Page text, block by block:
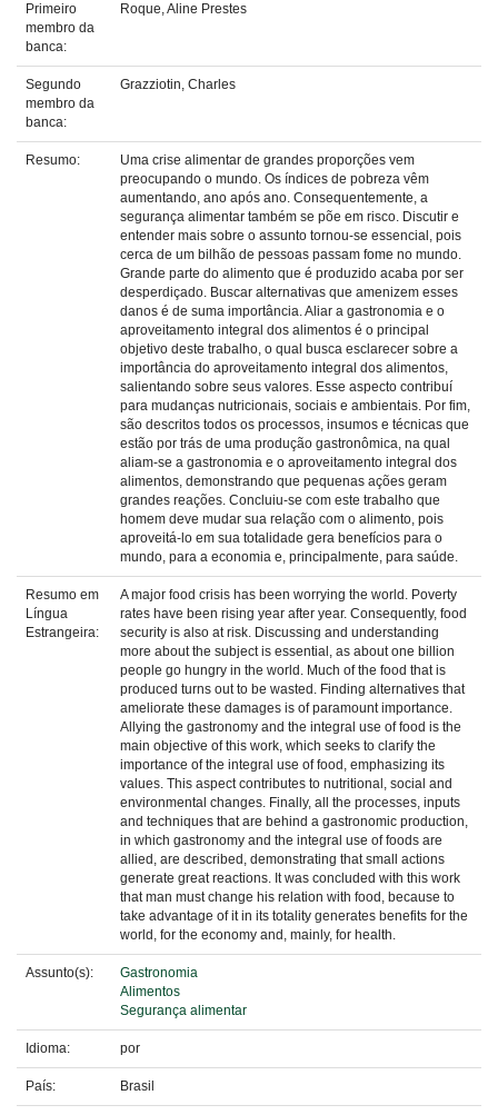
Primeiro
membro da
banca:
Roque, Aline Prestes
Segundo
membro da
banca:
Grazziotin, Charles
Resumo:
Uma crise alimentar de grandes proporções vem
preocupando o mundo. Os índices de pobreza vêm
aumentando, ano após ano. Consequentemente, a
segurança alimentar também se põe em risco. Discutir e
entender mais sobre o assunto tornou-se essencial, pois
cerca de um bilhão de pessoas passam fome no mundo.
Grande parte do alimento que é produzido acaba por ser
desperdiçado. Buscar alternativas que amenizem esses
danos é de suma importância. Aliar a gastronomia e o
aproveitamento integral dos alimentos é o principal
objetivo deste trabalho, o qual busca esclarecer sobre a
importância do aproveitamento integral dos alimentos,
salientando sobre seus valores. Esse aspecto contribuí
para mudanças nutricionais, sociais e ambientais. Por fim,
são descritos todos os processos, insumos e técnicas que
estão por trás de uma produção gastronômica, na qual
aliam-se a gastronomia e o aproveitamento integral dos
alimentos, demonstrando que pequenas ações geram
grandes reações. Concluiu-se com este trabalho que
homem deve mudar sua relação com o alimento, pois
aproveitá-lo em sua totalidade gera benefícios para o
mundo, para a economia e, principalmente, para saúde.
Resumo em
Língua
Estrangeira:
A major food crisis has been worrying the world. Poverty
rates have been rising year after year. Consequently, food
security is also at risk. Discussing and understanding
more about the subject is essential, as about one billion
people go hungry in the world. Much of the food that is
produced turns out to be wasted. Finding alternatives that
ameliorate these damages is of paramount importance.
Allying the gastronomy and the integral use of food is the
main objective of this work, which seeks to clarify the
importance of the integral use of food, emphasizing its
values. This aspect contributes to nutritional, social and
environmental changes. Finally, all the processes, inputs
and techniques that are behind a gastronomic production,
in which gastronomy and the integral use of foods are
allied, are described, demonstrating that small actions
generate great reactions. It was concluded with this work
that man must change his relation with food, because to
take advantage of it in its totality generates benefits for the
world, for the economy and, mainly, for health.
Assunto(s):
Gastronomia
Alimentos
Segurança alimentar
Idioma: por
País: Brasil